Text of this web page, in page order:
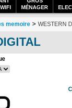
MÉNAGER
memoire > WESTERN